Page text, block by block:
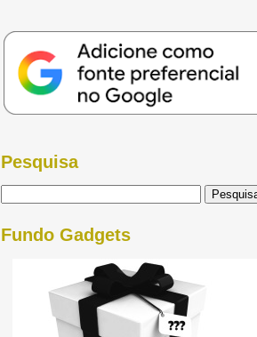
Pesquisa
Fundo Gadgets